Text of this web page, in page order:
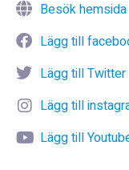
Besök hemsida
Lägg till
Lägg till Twitter
Lägg till
Lägg till